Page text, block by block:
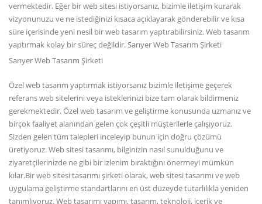
vermektedir. Eğer bir web sitesi istiyorsanız, bizimle iletişim kurarak
vizyonunuzu ve ne istediğinizi kısaca açıklayarak gönderebilir ve kısa
süre içerisinde yeni nesil bir web tasarım yaptırabilirsiniz. Web tasarım
yaptırmak kolay bir süreç değildir. Sarıyer Web Tasarım Şirketi
Sarıyer Web Tasarım Şirketi
Özel web tasarım yaptırmak istiyorsanız bizimle iletişime geçerek
referans web sitelerini veya isteklerinizi bize tam olarak bildirmeniz
gerekmektedir. Özel web tasarım ve geliştirme konusunda uzmanız ve
birçok faaliyet alanından gelen çok çeşitli müşterilerle çalışıyoruz.
Sizden gelen tüm talepleri inceleyip bunun için doğru çözümü
üretiyoruz. Web sitesi tasarımı, bilginizin nasıl sunulduğunu ve
ziyaretçilerinizde ne gibi bir izlenim bıraktığını önermeyi mümkün
kılar.Bir web sitesi tasarımı şirketi olarak, web sitesi tasarımı ve web
uygulama geliştirme standartlarını en üst düzeyde tutarlılıkla yeniden
tanımlıyoruz. Web tasarımı yapımı, tasarım, teknoloji, içerik ve